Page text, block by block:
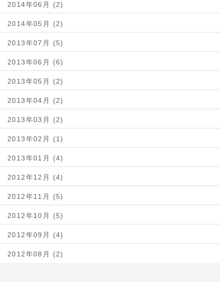
2014年06月 (2)
2014年05月 (2)
2013年07月 (5)
2013年06月 (6)
2013年05月 (2)
2013年04月 (2)
2013年03月 (2)
2013年02月 (1)
2013年01月 (4)
2012年12月 (4)
2012年11月 (5)
2012年10月 (5)
2012年09月 (4)
2012年08月 (2)